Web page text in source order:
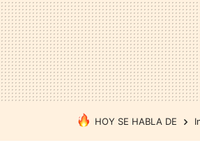
HOY SE HABLA DE